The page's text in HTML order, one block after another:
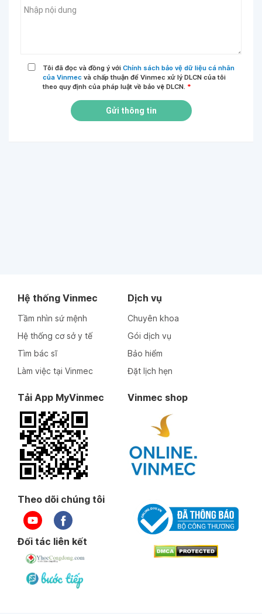
Tôi đã đọc và đồng ý với Chính sách bảo vệ dữ liệu cá nhân
của Vinmec và chấp thuận để Vinmec xử lý DLCN của tôi
theo quy định của pháp luật về bảo vệ DLCN. *
Gửi thông tin
Hệ thống Vinmec
Tầm nhìn sứ mệnh
Hệ thống cơ sở y tế
Tìm bác sĩ
Làm việc tại Vinmec
Dịch vụ
Chuyên khoa
Gói dịch vụ
Bảo hiểm
Đặt lịch hẹn
Tải App MyVinmec Vinmec shop
Theo dõi chúng tôi
Đối tác liên kết